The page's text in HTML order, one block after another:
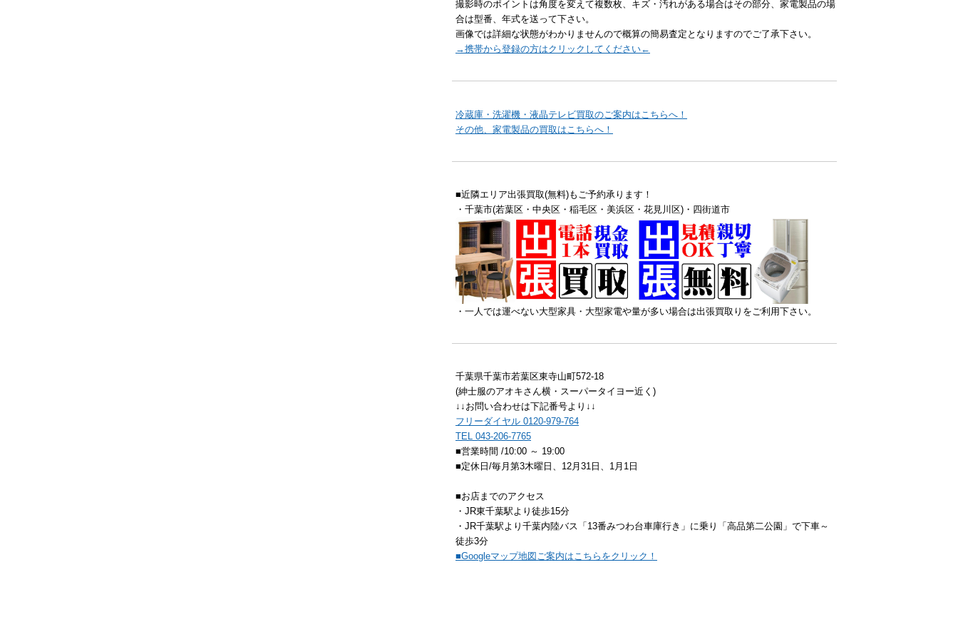
撮影時のポイントは角度を変えて複数枚、キズ・汚れがある場合はその部分、家電製品の場
合は型番、年式を送って下さい。
画像では詳細な状態がわかりませんので概算の簡易査定となりますのでご了承下さい。
→携帯から登録の方はクリックしてください←
冷蔵庫・洗濯機・液晶テレビ買取のご案内はこちらへ！
その他、家電製品の買取はこちらへ！
■近隣エリア出張買取(無料)もご予約承ります！
・千葉市(若葉区・中央区・稲毛区・美浜区・花見川区)・四街道市
・一人では運べない大型家具・大型家電や量が多い場合は出張買取りをご利用下さい。
千葉県千葉市若葉区東寺山町572-18
(紳士服のアオキさん横・スーパータイヨー近く)
↓↓お問い合わせは下記番号より↓↓
フリーダイヤル 0120-979-764
TEL 043-206-7765
■営業時間 /10:00 ～ 19:00
■定休日/毎月第3木曜日、12月31日、1月1日
■お店までのアクセス
・JR東千葉駅より徒歩15分
・JR千葉駅より千葉内陸バス「13番みつわ台車庫行き」に乗り「高品第二公園」で下車～
徒歩3分
■Googleマップ地図ご案内はこちらをクリック！